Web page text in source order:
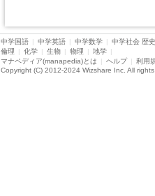
中学国語 | 中学英語 | 中学数学 | 中学社会 歴史
倫理
| 化学 | 生物 | 物理 | 地学 |
マナペディア(manapedia)とは
| ヘルプ | 利用
Copyright (C) 2012-2024 Wizshare Inc. All rights